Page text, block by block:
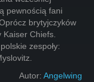
pewnością fani
brytyjczyków
Chiefs.
zespoły:
Autor: Angelwing